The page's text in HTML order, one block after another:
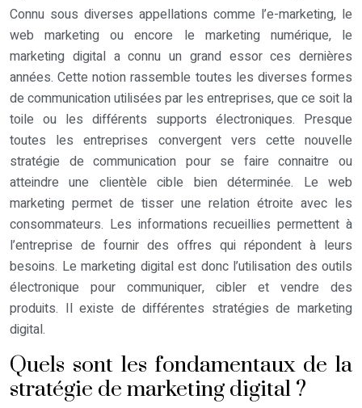
Connu sous diverses appellations comme l’e-marketing, le
web marketing ou encore le marketing numérique, le
marketing digital a connu un grand essor ces dernières
années. Cette notion rassemble toutes les diverses formes
de communication utilisées par les entreprises, que ce soit la
toile ou les différents supports électroniques. Presque
toutes les entreprises convergent vers cette nouvelle
stratégie de communication pour se faire connaitre ou
atteindre une clientèle cible bien déterminée. Le web
marketing permet de tisser une relation étroite avec les
consommateurs. Les informations recueillies permettent à
l’entreprise de fournir des offres qui répondent à leurs
besoins. Le marketing digital est donc l’utilisation des outils
électronique pour communiquer, cibler et vendre des
produits. Il existe de différentes stratégies de marketing
digital.
Quels sont les fondamentaux de la
stratégie de marketing digital ?